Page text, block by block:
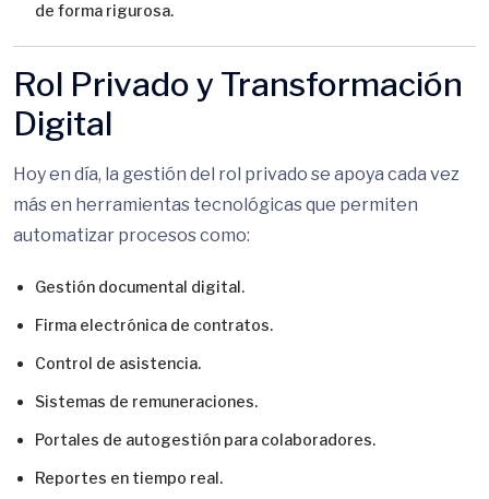
de forma rigurosa.
Rol Privado y Transformación
Digital
Hoy en día, la gestión del rol privado se apoya cada vez
más en herramientas tecnológicas que permiten
automatizar procesos como:
Gestión documental digital.
Firma electrónica de contratos.
Control de asistencia.
Sistemas de remuneraciones.
Portales de autogestión para colaboradores.
Reportes en tiempo real.